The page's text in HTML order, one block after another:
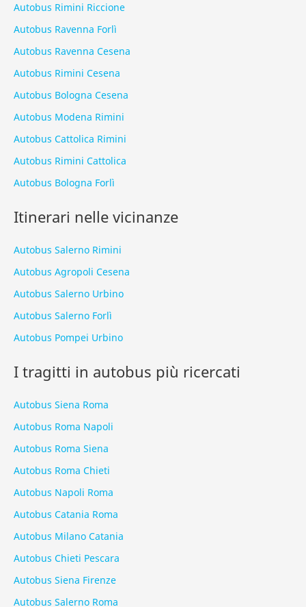
Autobus Rimini Riccione
Autobus Ravenna Forlì
Autobus Ravenna Cesena
Autobus Rimini Cesena
Autobus Bologna Cesena
Autobus Modena Rimini
Autobus Cattolica Rimini
Autobus Rimini Cattolica
Autobus Bologna Forlì
Itinerari nelle vicinanze
Autobus Salerno Rimini
Autobus Agropoli Cesena
Autobus Salerno Urbino
Autobus Salerno Forlì
Autobus Pompei Urbino
I tragitti in autobus più ricercati
Autobus Siena Roma
Autobus Roma Napoli
Autobus Roma Siena
Autobus Roma Chieti
Autobus Napoli Roma
Autobus Catania Roma
Autobus Milano Catania
Autobus Chieti Pescara
Autobus Siena Firenze
Autobus Salerno Roma